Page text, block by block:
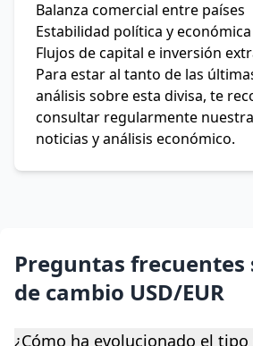
Balanza comercial entre países
Estabilidad política y económica
Flujos de capital e inversión
Para estar al tanto de las
análisis sobre esta divisa, te
consultar regularmente
noticias y análisis económico.
Preguntas frecuentes
de cambio USD/EUR
¿Cómo ha evolucionado el